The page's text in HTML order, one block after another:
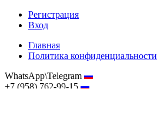
Регистрация
Вход
Главная
Политика конфиденциальности
WhatsApp\Telegram
+7 (958) 762-99-15